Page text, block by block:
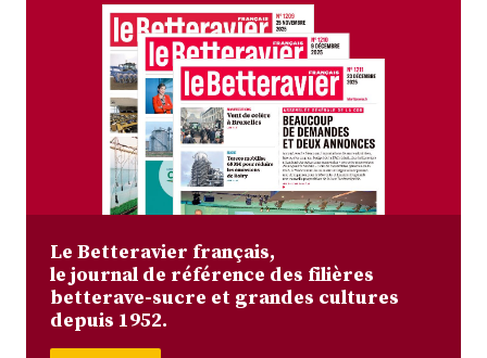
Le Betteravier français,
le journal de référence des filières
betterave-sucre et grandes cultures
depuis 1952.